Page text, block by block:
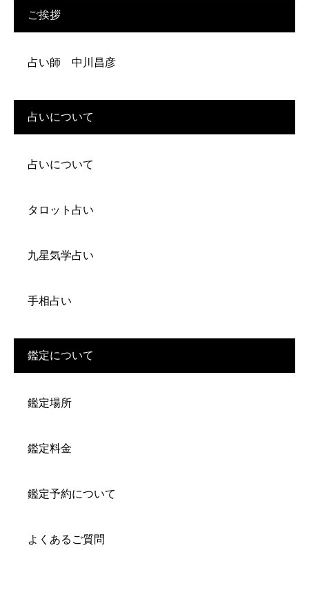
ご挨拶
占い師 中川昌彦
占いについて
占いについて
タロット占い
九星気学占い
手相占い
鑑定について
鑑定場所
鑑定料金
鑑定予約について
よくあるご質問